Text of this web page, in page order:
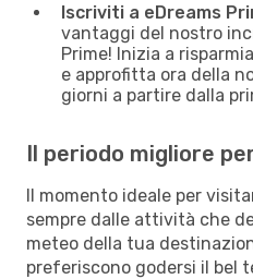
Iscriviti a eDreams
vantaggi del nostro
Prime! Inizia a
e approfitta ora della
giorni a partire dalla
Il periodo migliore
Il momento ideale per
sempre dalle attività che
meteo della tua
preferiscono godersi il bel